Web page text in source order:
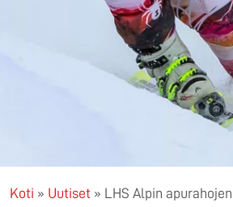
Koti » Uutiset » LHS Alpin